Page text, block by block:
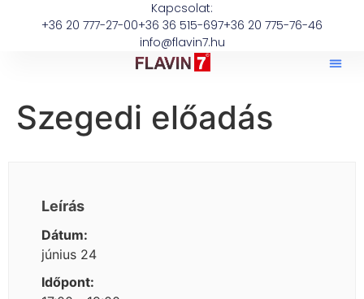
Kapcsolat:
+36 20 777-27-00+36 36 515-697+36 20 775-76-46
info@flavin7.hu
Szegedi előadás
Leírás
Dátum:
június 24
Időpont: